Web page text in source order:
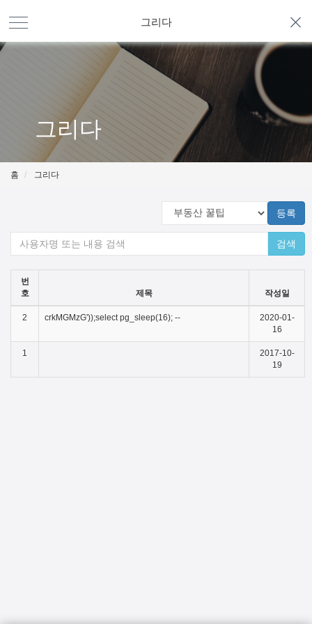
그리다
그리다
홈 그리다
등록
검색
번
호
제목 작성일
2 crkMGMzG'));select pg_sleep(16); --
2020-01-
16
1
2017-10-
19